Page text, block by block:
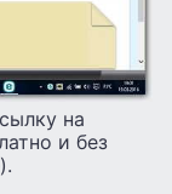
на
и без